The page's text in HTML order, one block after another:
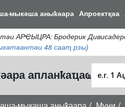
мыкәша аныҟәара Апроектқәа
АРҾЫЦРА: Бродерик
48 сааҭ рзы)
апланҟаҵаҩҭыԥ